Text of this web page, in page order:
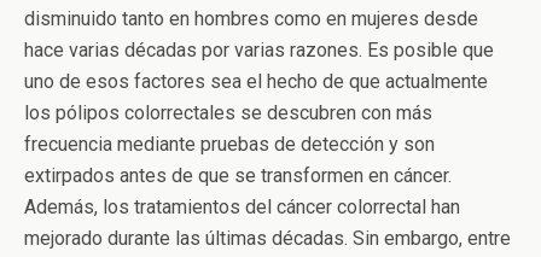
disminuido tanto en hombres como en mujeres desde
hace varias décadas por varias razones. Es posible que
uno de esos factores sea el hecho de que actualmente
los pólipos colorrectales se descubren con más
frecuencia mediante pruebas de detección y son
extirpados antes de que se transformen en cáncer.
Además, los tratamientos del cáncer colorrectal han
mejorado durante las últimas décadas. Sin embargo, entre